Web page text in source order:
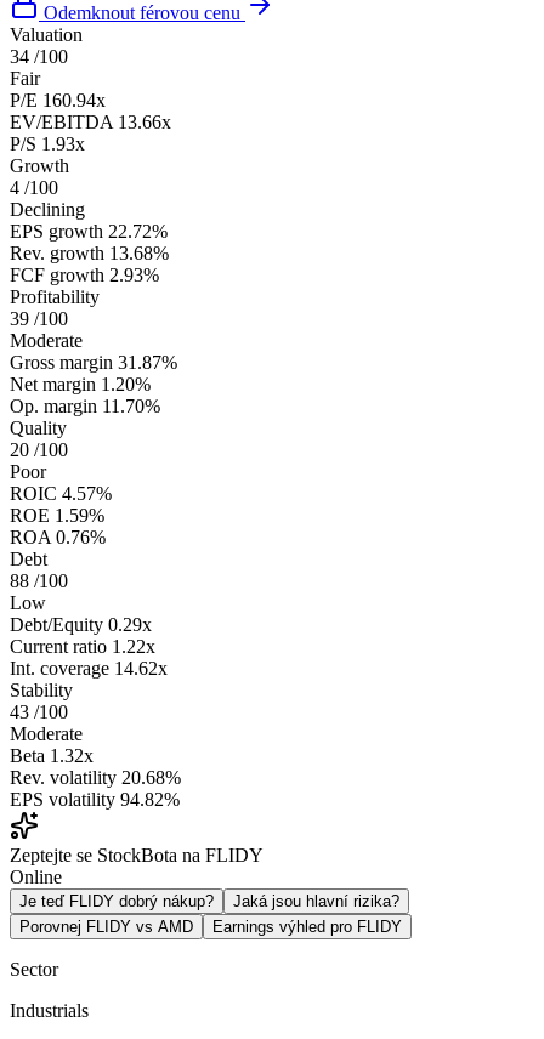
Odemknout férovou cenu
Valuation
34 /100
Fair
P/E 160.94x
EV/EBITDA 13.66x
P/S 1.93x
Growth
4 /100
Declining
EPS growth 22.72%
Rev. growth 13.68%
FCF growth 2.93%
Profitability
39 /100
Moderate
Gross margin 31.87%
Net margin 1.20%
Op. margin 11.70%
Quality
20 /100
Poor
ROIC 4.57%
ROE 1.59%
ROA 0.76%
Debt
88 /100
Low
Debt/Equity 0.29x
Current ratio 1.22x
Int. coverage 14.62x
Stability
43 /100
Moderate
Beta 1.32x
Rev. volatility 20.68%
EPS volatility 94.82%
Zeptejte se StockBota na FLIDY
Online
Je teď FLIDY dobrý nákup?
Jaká jsou hlavní rizika?
Porovnej FLIDY vs AMD
Earnings výhled pro FLIDY
Sector
Industrials